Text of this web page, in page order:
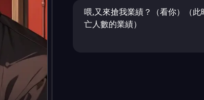
喂,又來搶我業績？（看你）（
亡人數的業績）